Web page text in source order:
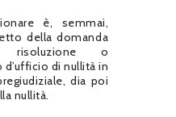
è, semmai,
della domanda
risoluzione o
di nullità in
dia poi
nullità.